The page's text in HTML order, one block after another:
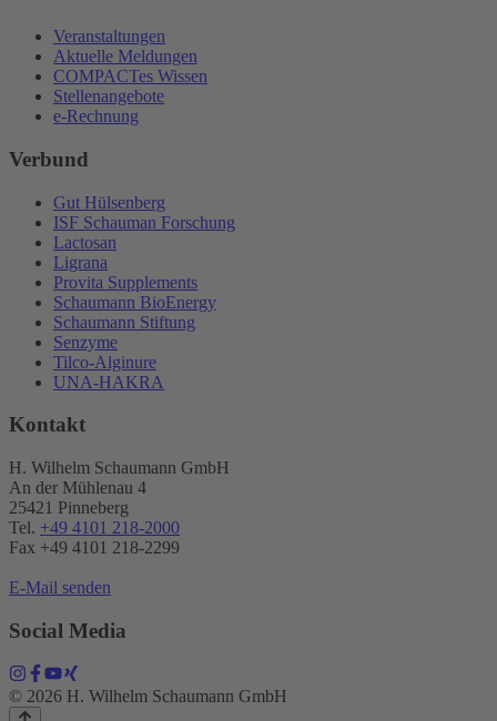
Veranstaltungen
Aktuelle Meldungen
COMPACTes Wissen
Stellenangebote
e-Rechnung
Verbund
Gut Hülsenberg
ISF Schauman Forschung
Lactosan
Ligrana
Provita Supplements
Schaumann BioEnergy
Schaumann Stiftung
Senzyme
Tilco-Alginure
UNA-HAKRA
Kontakt
H. Wilhelm Schaumann GmbH
An der Mühlenau 4
25421 Pinneberg
Tel. +49 4101 218-2000
Fax +49 4101 218​-2299
E-Mail senden
Social Media
© 2026 H. Wilhelm Schaumann GmbH